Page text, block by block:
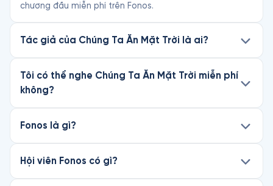
chương đầu miễn phí trên Fonos.
Tác giả của Chúng Ta Ăn Mặt Trời là ai?
Tôi có thể nghe Chúng Ta Ăn Mặt Trời miễn phí
không?
Fonos là gì?
Hội viên Fonos có gì?